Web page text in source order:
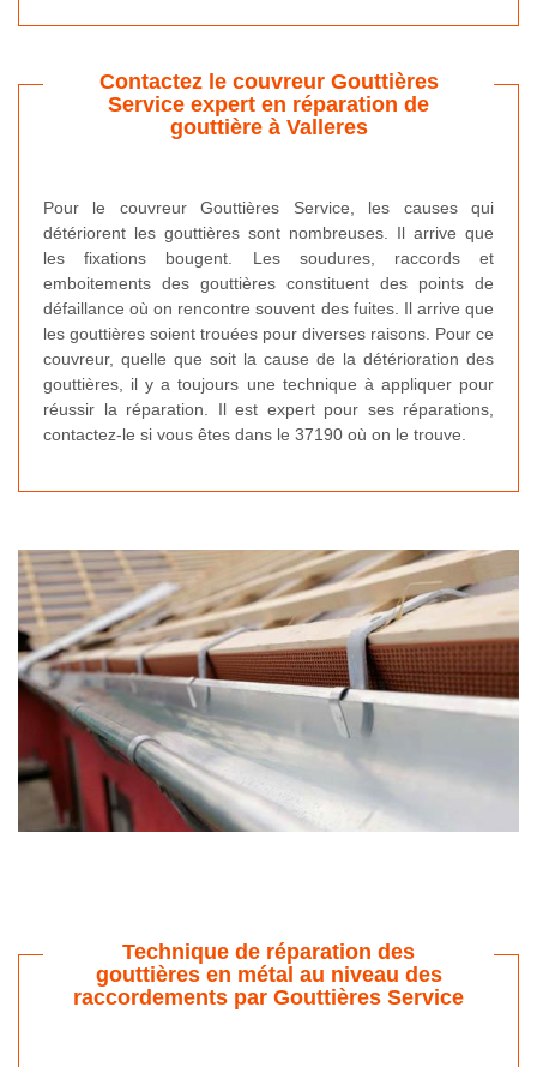
Contactez le couvreur Gouttières
Service expert en réparation de
gouttière à Valleres
Pour le couvreur Gouttières Service, les causes qui
détériorent les gouttières sont nombreuses. Il arrive que
les fixations bougent. Les soudures, raccords et
emboitements des gouttières constituent des points de
défaillance où on rencontre souvent des fuites. Il arrive que
les gouttières soient trouées pour diverses raisons. Pour ce
couvreur, quelle que soit la cause de la détérioration des
gouttières, il y a toujours une technique à appliquer pour
réussir la réparation. Il est expert pour ses réparations,
contactez-le si vous êtes dans le 37190 où on le trouve.
Technique de réparation des
gouttières en métal au niveau des
raccordements par Gouttières Service